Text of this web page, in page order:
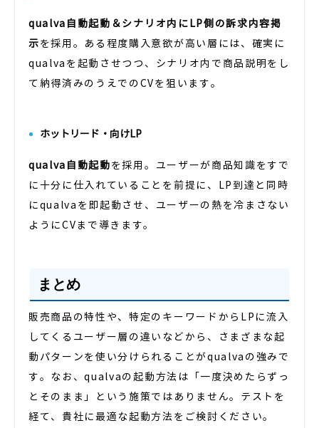
qualva自動起動＆シナリオ内にLP側の訴求内容掲
示を採用。ある程度購入意欲が高い層には、確実に
qualvaを起動させつつ、シナリオ内で商品説明をし
て納得済みのうえでのCVを狙います。
ホットリード・向けLP
qualva自動起動を採用。ユーザーが商品知識をすで
に十分に仕入れていることを前提に、LP到達と同時
にqualvaを即起動させ、ユーザーの熱を冷まさない
ようにCVまで導きます。
まとめ
販売商品の特性や、特定のキーワードからLPに流入
してくるユーザー層の違いなどから、さまざまな起
動パターンを使い分けられることがqualvaの強みで
す。なお、qualvaの起動方法は「一度決めたらずっ
とそのまま」という施策ではありません。テストを
経て、貴社に最適な起動方法をご検討ください。